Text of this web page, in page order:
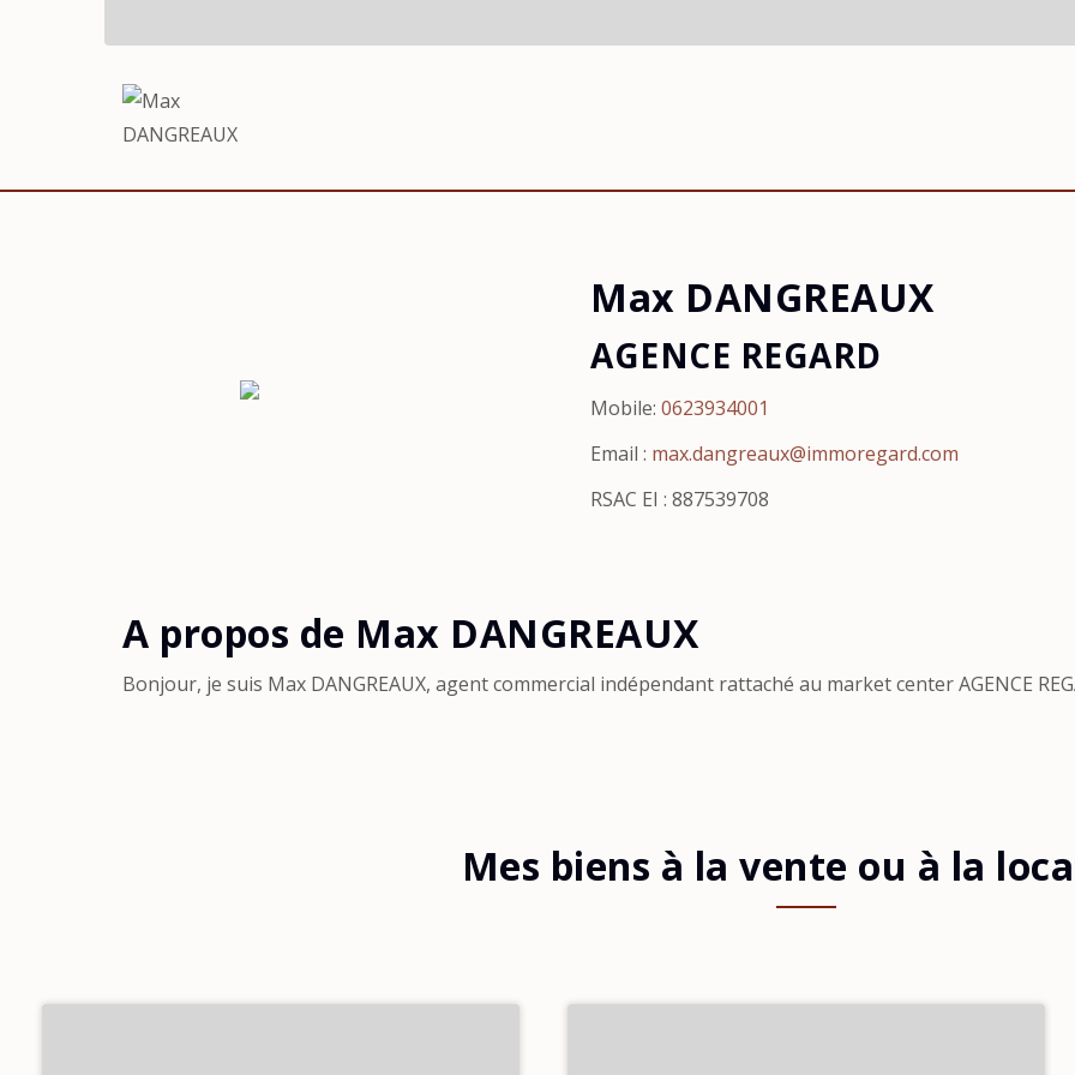
Max DANGREAUX
AGENCE REGARD
Mobile: 0623934001
Email : max.dangreaux@immoregard.com
RSAC EI : 887539708
A propos de Max DANGREAUX
Bonjour, je suis Max DANGREAUX, agent commercial indépendant rattaché au market center AGENCE
Mes biens à la vente ou à la